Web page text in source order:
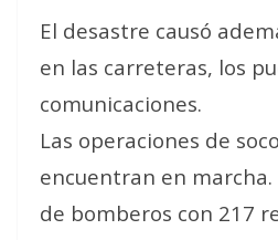
El desastre causó
en las carreteras, los
comunicaciones.
Las operaciones de
encuentran en
de bomberos con 217